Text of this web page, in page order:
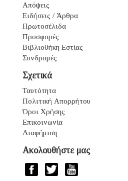
Απόψεις
Ειδήσεις / Άρθρα
Πρωτοσέλιδα
Προσφορές
Βιβλιοθήκη Εστίας
Συνδρομές
Σχετικά
Ταυτότητα
Πολιτική Απορρήτου
Όροι Χρήσης
Επικοινωνία
Διαφήμιση
Ακολουθήστε μας